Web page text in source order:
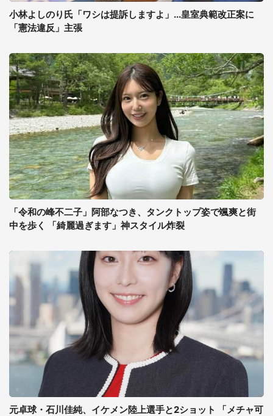
小林よしのり氏「ワシは提訴しますよ」...皇室典範改正案に
「憲法違反」主張
「令和の峰不二子」阿部なつき、タンクトップ姿で颯爽と街
中を歩く 「綺麗過ぎます」神スタイル炸裂
元卓球・石川佳純、イケメン陸上選手と2ショット 「メチャ可